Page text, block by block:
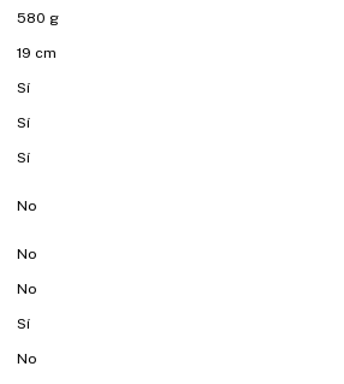
580 g
19 cm
Sí
Sí
Sí
No
No
No
Sí
No